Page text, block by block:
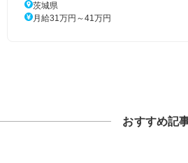
茨城県
月給31万円～41万円
おすすめ記